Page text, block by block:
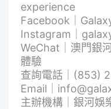
experience
Facebook｜
Instagram｜
WeChat｜澳門銀
體驗
查詢電話｜(853)
Email｜
主辦機構｜銀河娛